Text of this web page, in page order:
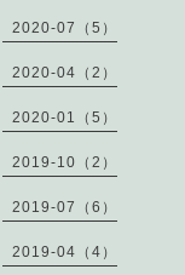
2020-07（5）
2020-04（2）
2020-01（5）
2019-10（2）
2019-07（6）
2019-04（4）